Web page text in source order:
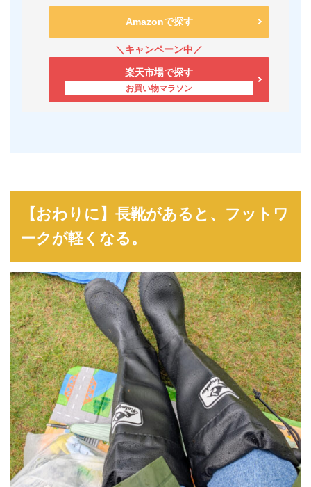
Amazonで探す
楽天市場で探す
【おわりに】長靴があると、フットワ
ークが軽くなる。